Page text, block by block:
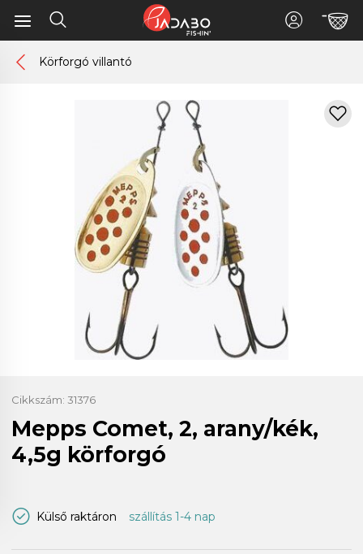
Körforgó villantó
Cikkszám: 31376
Mepps Comet, 2, arany/kék,
4,5g körforgó
Külső raktáron szállítás 1-4 nap